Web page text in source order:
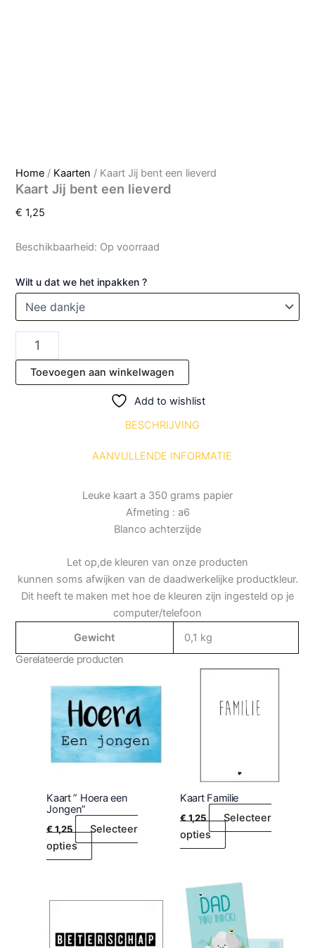
Home / Kaarten / Kaart Jij bent een lieverd
Kaart Jij bent een lieverd
€ 1,25
Beschikbaarheid: Op voorraad
Wilt u dat we het inpakken ?
Toevoegen aan winkelwagen
Add to wishlist
BESCHRIJVING
AANVULLENDE INFORMATIE
Leuke kaart a 350 grams papier
Afmeting : a6
Blanco achterzijde
Let op,de kleuren van onze producten
kunnen soms afwijken van de daadwerkelijke productkleur.
Dit heeft te maken met hoe de kleuren zijn ingesteld op je
computer/telefoon
Gewicht
0,1 kg
Gerelateerde producten
Kaart ” Hoera een
Jongen”
€1,25
Selecteer
opties
Kaart Familie
€1,25
Selecteer
opties